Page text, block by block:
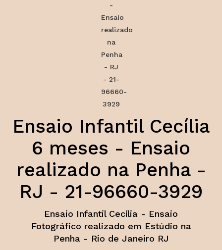
Ensaio Infantil Cecília
6 meses - Ensaio
realizado na Penha -
RJ - 21-96660-3929
Ensaio Infantil Cecília - Ensaio
Fotográfico realizado em Estúdio na
Penha - Rio de Janeiro RJ